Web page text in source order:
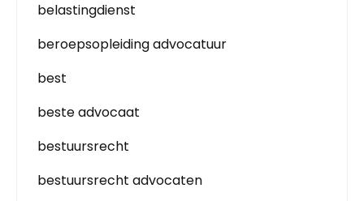
belastingdienst
beroepsopleiding advocatuur
best
beste advocaat
bestuursrecht
bestuursrecht advocaten